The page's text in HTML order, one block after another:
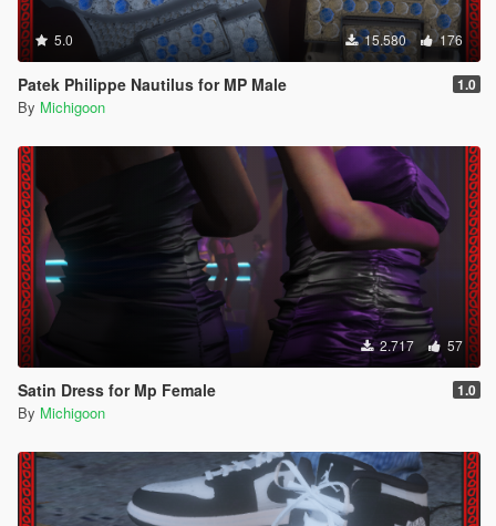
5.0 15.580 176
Patek Philippe Nautilus for MP Male 1.0
By Michigoon
2.717 57
Satin Dress for Mp Female 1.0
By Michigoon